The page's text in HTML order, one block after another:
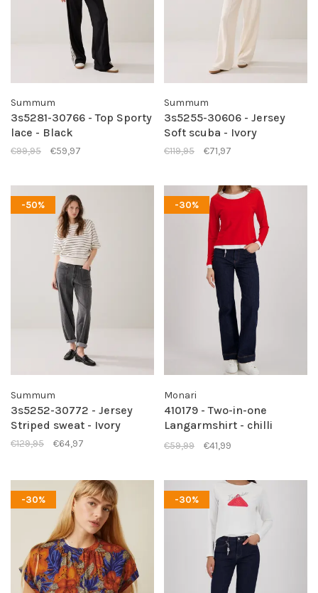
Summum
3s5281-30766 - Top Sporty
lace - Black
€99,95 €59,97
Summum
3s5255-30606 - Jersey
Soft scuba - Ivory
€119,95 €71,97
-50%
Summum
3s5252-30772 - Jersey
Striped sweat - Ivory
€129,95 €64,97
-30%
Monari
410179 - Two-in-one
Langarmshirt - chilli
pepper
€59,99 €41,99
-30% -30%